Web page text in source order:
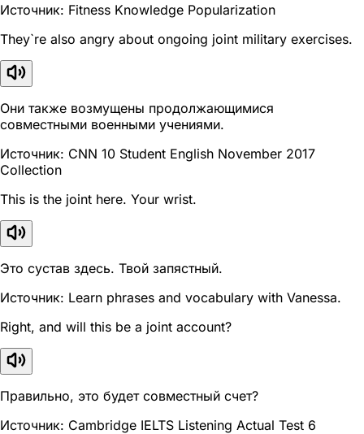
Источник: Fitness Knowledge Popularization
They`re also angry about ongoing joint military exercises.
Они также возмущены продолжающимися
совместными военными учениями.
Источник: CNN 10 Student English November 2017
Collection
This is the joint here. Your wrist.
Это сустав здесь. Твой запястный.
Источник: Learn phrases and vocabulary with Vanessa.
Right, and will this be a joint account?
Правильно, это будет совместный счет?
Источник: Cambridge IELTS Listening Actual Test 6